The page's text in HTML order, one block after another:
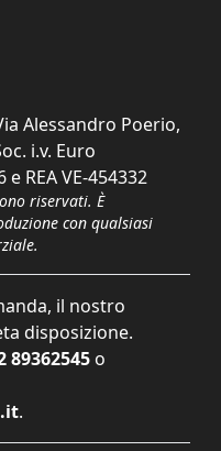
Alessandro Poerio,
i.v. Euro
e REA VE-454332
riservati. È
con qualsiasi
il nostro
disposizione.
89362545 o
.